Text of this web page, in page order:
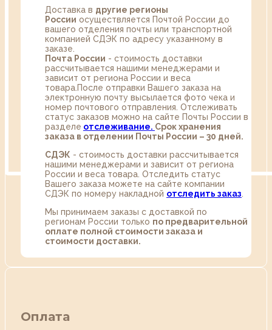
Доставка в другие регионы
России осуществляется Почтой России до
вашего отделения почты или транспортной
компанией СДЭК по адресу указанному в
заказе.
Почта России - стоимость доставки
рассчитывается нашими менеджерами и
зависит от региона России и веса
товара.После отправки Вашего заказа на
электронную почту высылается фото чека и
номер почтового отправления. Отслеживать
статус заказов можно на сайте Почты России в
разделе oтслеживание. Срок хранения
заказа в отделении Почты России – 30 дней.
СДЭК - стоимость доставки рассчитывается
нашими менеджерами и зависит от региона
России и веса товара. Отследить статус
Вашего заказа можете на сайте компании
СДЭК по номеру накладной отследить заказ
Мы принимаем заказы с доставкой по
регионам России только по предварительной
оплате полной стоимости заказа и
стоимости доставки.
Оплата